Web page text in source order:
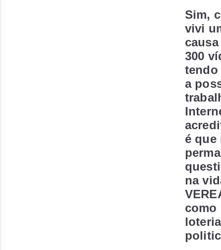
Sim,
vivi
300
tendo
a
é
na
como